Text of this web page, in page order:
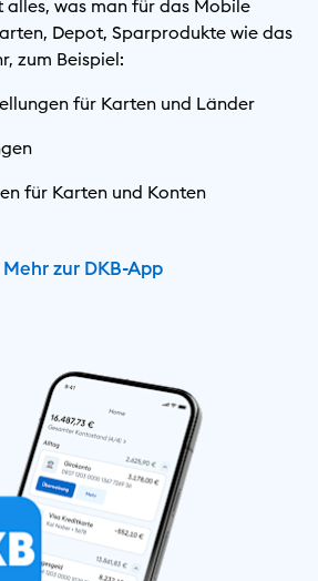
alles, was man für das Mobile
Depot, Sparprodukte wie das
zum Beispiel:
für Karten und Länder
für Karten und Konten
Mehr zur DKB-App